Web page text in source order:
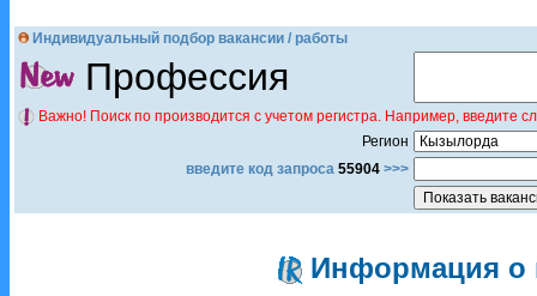
Индивидуальный подбор вакансии / работы
Профессия
Важно! Поиск по производится с учетом регистра. Например,
Регион
введите код запроса 55904 >>>
Информация о